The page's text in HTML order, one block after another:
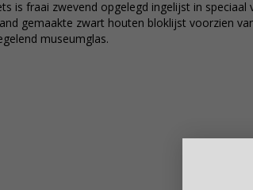
is fraai zwevend opgelegd ingelijst in speciaal
gemaakte zwart houten bloklijst voorzien
museumglas.